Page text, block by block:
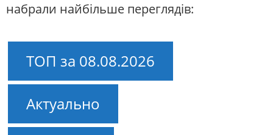
набрали найбільше переглядів:
ТОП за 08.08.2026
Актуально